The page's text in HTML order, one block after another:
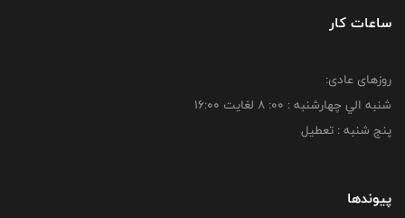
ساعات کار
روزهای عادی:
شنبه الي چهارشنبه : 00: 8 لغايت 16:00
پنج شنبه : تعطیل
پیوندها